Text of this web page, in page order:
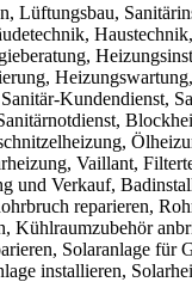
Lüftungsbau,
Heizungswartung,
Kundendienst,
Vaillant,
und Verkauf,
reparieren,
Kühlraumzubehör
Solaranlage für
installieren,